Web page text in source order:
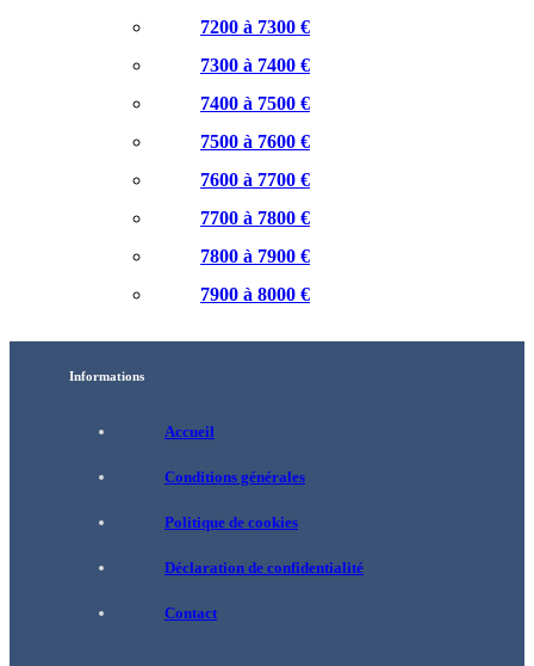
7200 à 7300 €
7300 à 7400 €
7400 à 7500 €
7500 à 7600 €
7600 à 7700 €
7700 à 7800 €
7800 à 7900 €
7900 à 8000 €
Informations
Accueil
Conditions générales
Politique de cookies
Déclaration de confidentialité
Contact